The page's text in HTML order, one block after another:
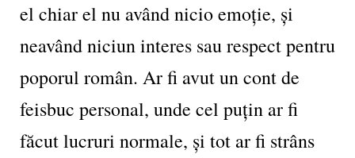
el chiar el nu având nicio emoție, și
neavând niciun interes sau respect pentru
poporul român. Ar fi avut un cont de
feisbuc personal, unde cel puțin ar fi
făcut lucruri normale, și tot ar fi strâns